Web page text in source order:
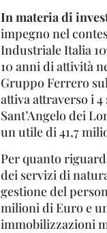
In materia di
impegno nel
Industriale Italia
10 anni di attività
Gruppo Ferrero
attiva attraverso i
Sant’Angelo dei
un utile di 41,7
Per quanto
dei servizi di
gestione del
milioni di Euro e
immobilizzazioni